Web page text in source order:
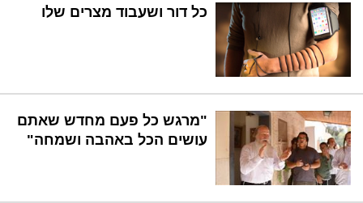
כל דור ושעבוד מצרים שלו
"מרגש כל פעם מחדש שאתם
עושים הכל באהבה ושמחה"